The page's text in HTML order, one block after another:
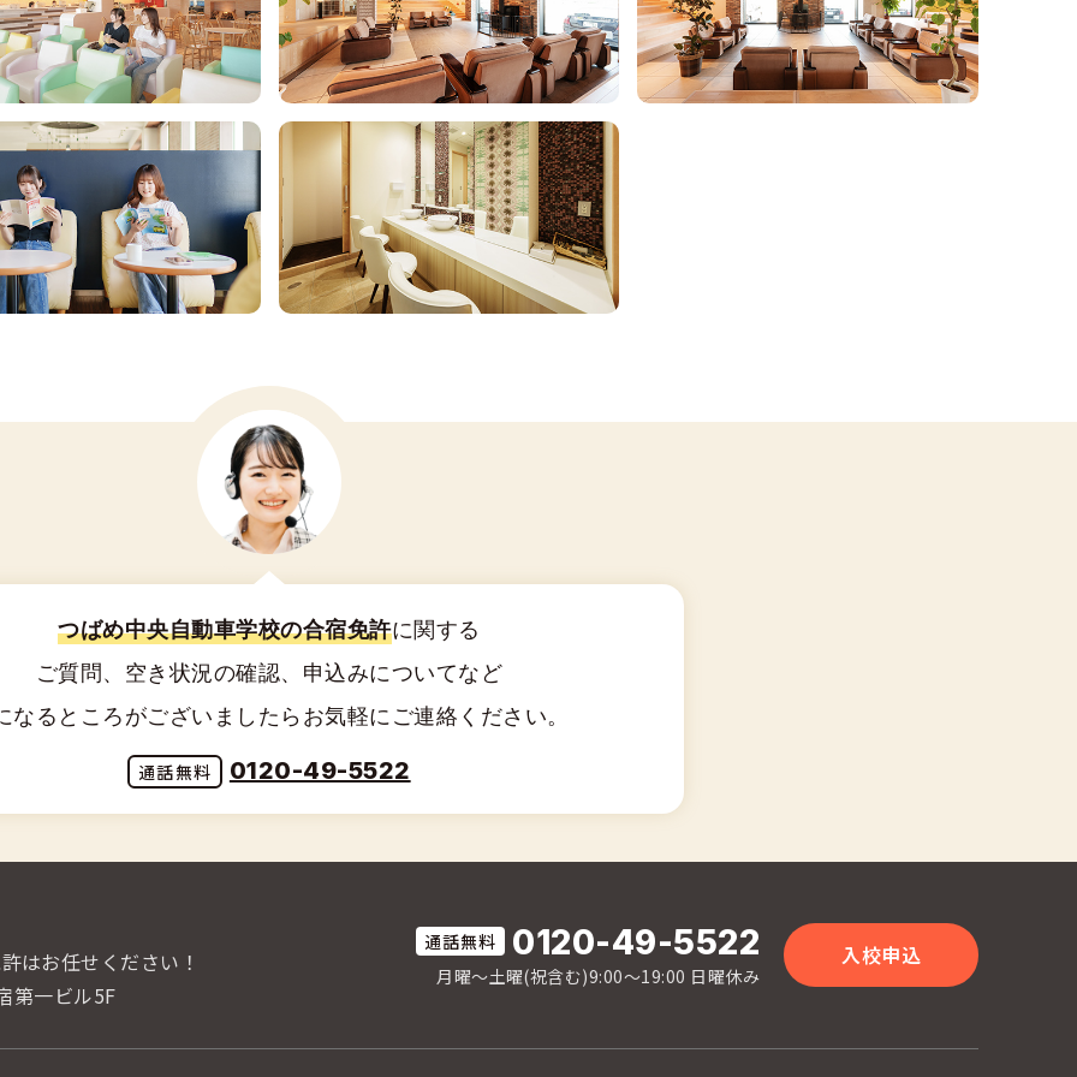
つばめ中央自動車学校の合宿免許に関する
ご質問、空き状況の確認、申込みについてなど
なるところがございましたらお気軽にご連絡ください。
0120-49-5522
はお任せください！
第一ビル5F
0120-49-5522
月曜〜土曜(祝含む)9:00〜19:00 日曜休み
入校申込